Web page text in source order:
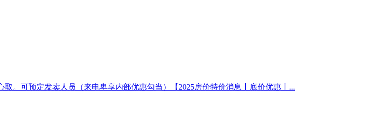
。可预定发卖人员（来电卑享内部优惠勾当）【2025房价特价消息丨底价优惠丨...